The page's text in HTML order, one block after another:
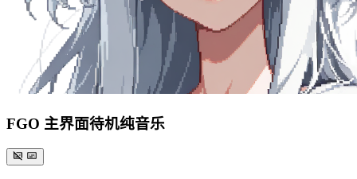
FGO 主界面待机纯音乐